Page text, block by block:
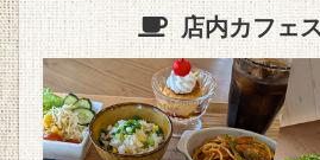
店内カフェ